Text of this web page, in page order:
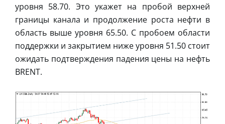
уровня 58.70. Это укажет на пробой верхней
границы канала и продолжение роста нефти в
область выше уровня 65.50. С пробоем области
поддержки и закрытием ниже уровня 51.50 стоит
ожидать подтверждения падения цены на нефть
BRENT.